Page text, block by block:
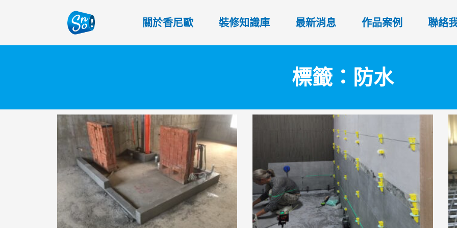
關於香尼歐 裝修知識庫 最新消息 作品案例 聯絡
標籤：防水